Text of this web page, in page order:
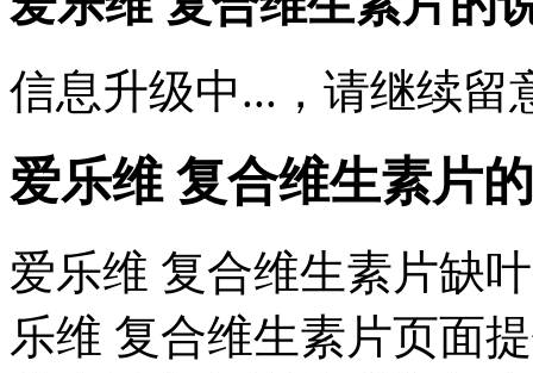
信息升级中...，请继续留
爱乐维 复合维生素片
爱乐维 复合维生素片缺
乐维 复合维生素片页面